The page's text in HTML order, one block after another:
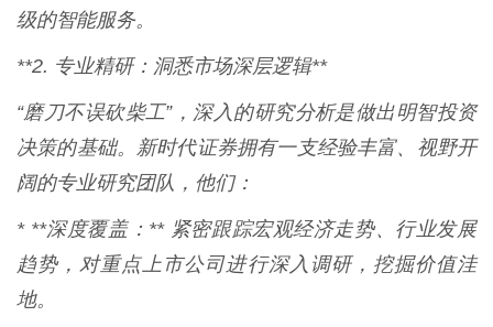
级的智能服务。
**2. 专业精研：洞悉市场深层逻辑**
“磨刀不误砍柴工”，深入的研究分析是做出明智投资
决策的基础。新时代证券拥有一支经验丰富、视野开
阔的专业研究团队，他们：
* **深度覆盖：** 紧密跟踪宏观经济走势、行业发展
趋势，对重点上市公司进行深入调研，挖掘价值洼
地。